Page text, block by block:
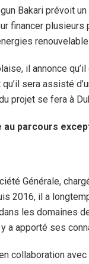
Bakari prévoit
financer plusieurs
il annonce
sera assisté
projet se fera à
au parcours
Générale,
2016, il a
les domaines
a apporté ses
collaboration